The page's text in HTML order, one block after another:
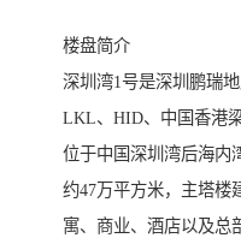
楼盘简介
深圳湾1号是深圳鹏瑞
LKL、HID、中国香港
位于中国深圳湾后海内
约47万平方米，主塔楼
寓、商业、酒店以及总